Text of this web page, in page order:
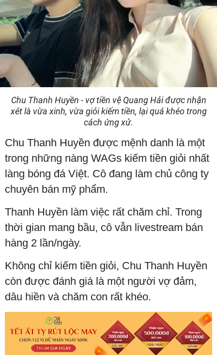
Chu Thanh Huyền - vợ tiền vệ Quang Hải được nhận
xét là vừa xinh, vừa giỏi kiếm tiền, lại quá khéo trong
cách ứng xử.
Chu Thanh Huyền được mệnh danh là một
trong những nàng WAGs kiếm tiền giỏi nhất
làng bóng đá Việt. Cô đang làm chủ công ty
chuyên bán mỹ phẩm.
Thanh Huyền làm việc rất chăm chỉ. Trong
thời gian mang bầu, cô vẫn livestream bán
hàng 2 lần/ngày.
Không chỉ kiếm tiền giỏi, Chu Thanh Huyền
còn được đánh giá là một người vợ đảm,
dâu hiền và chăm con rất khéo.